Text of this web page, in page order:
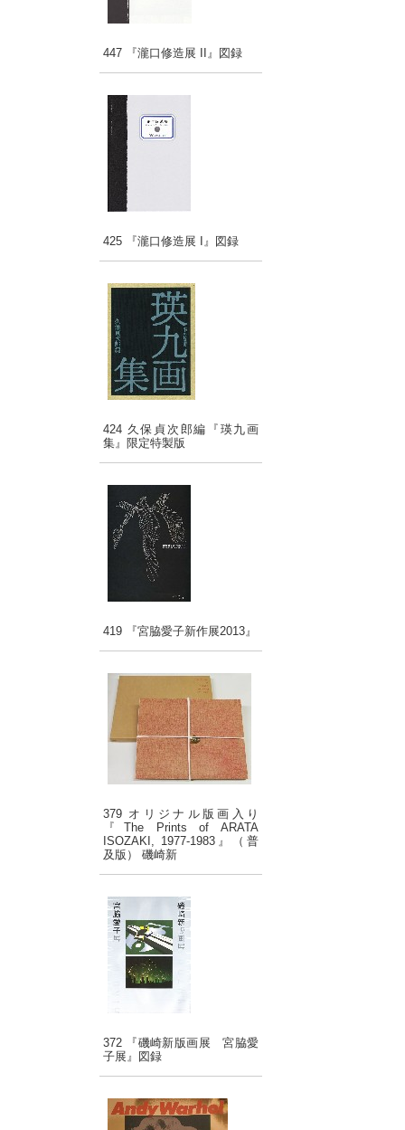
447 『瀧口修造展 II』図録
425 『瀧口修造展 I』図録
424 久保貞次郎編『瑛九画
集』限定特製版
419 『宮脇愛子新作展2013』
379 オリジナル版画入り
『The Prints of ARATA
ISOZAKI, 1977-1983』（普
及版） 磯崎新
372 『磯崎新版画展 宮脇愛
子展』図録